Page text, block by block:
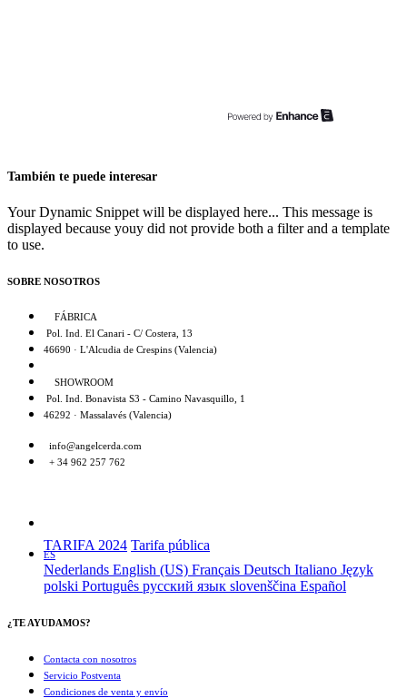
También te puede interesar
Your Dynamic Snippet will be displayed here... This message is
displayed because youy did not provide both a filter and a template
to use.
SOBRE NOSOTROS
FÁBRICA
Pol. Ind. El Canari - C/ Costera, 13
46690 · L'Alcudia de Crespins (Valencia)
SHOWROOM
Pol. Ind. Bonavista S3 - Camino Navasquillo, 1
46292 · Massalavés (Valencia)
info@angelcerda.com
+ 34 962 257 762
TARIFA 2024 Tarifa pública
ES
Nederlands English (US) Français Deutsch Italiano Język
polski Português русский язык slovenščina Español
¿TE AYUDAMOS?
Contacta con nosotros
Servicio Postventa
Condiciones de venta y envío